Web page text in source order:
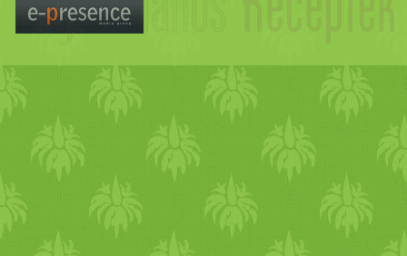
A vas fajtái Az
állati szövetekben
szállító fehérje a
molekula az izomban)
baromfihúsban és